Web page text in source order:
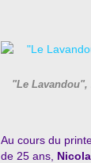
"Le Lavandou",
Au cours du
de 25 ans,